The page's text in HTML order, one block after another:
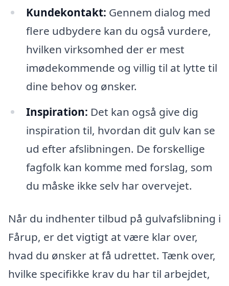
Kundekontakt: Gennem dialog med
flere udbydere kan du også vurdere,
hvilken virksomhed der er mest
imødekommende og villig til at lytte til
dine behov og ønsker.
Inspiration: Det kan også give dig
inspiration til, hvordan dit gulv kan se
ud efter afslibningen. De forskellige
fagfolk kan komme med forslag, som
du måske ikke selv har overvejet.
Når du indhenter tilbud på gulvafslibning i
Fårup, er det vigtigt at være klar over,
hvad du ønsker at få udrettet. Tænk over,
hvilke specifikke krav du har til arbejdet,